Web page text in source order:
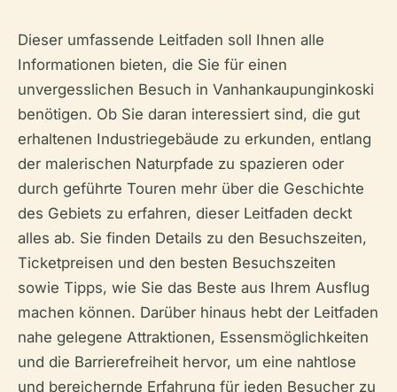
Dieser umfassende Leitfaden soll Ihnen alle
Informationen bieten, die Sie für einen
unvergesslichen Besuch in Vanhankaupunginkoski
benötigen. Ob Sie daran interessiert sind, die gut
erhaltenen Industriegebäude zu erkunden, entlang
der malerischen Naturpfade zu spazieren oder
durch geführte Touren mehr über die Geschichte
des Gebiets zu erfahren, dieser Leitfaden deckt
alles ab. Sie finden Details zu den Besuchszeiten,
Ticketpreisen und den besten Besuchszeiten
sowie Tipps, wie Sie das Beste aus Ihrem Ausflug
machen können. Darüber hinaus hebt der Leitfaden
nahe gelegene Attraktionen, Essensmöglichkeiten
und die Barrierefreiheit hervor, um eine nahtlose
und bereichernde Erfahrung für jeden Besucher zu